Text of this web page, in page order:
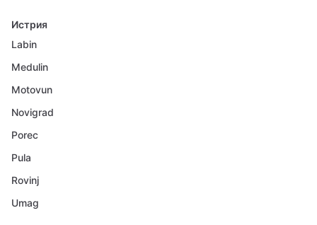
Истрия
Labin
Medulin
Motovun
Novigrad
Porec
Pula
Rovinj
Umag